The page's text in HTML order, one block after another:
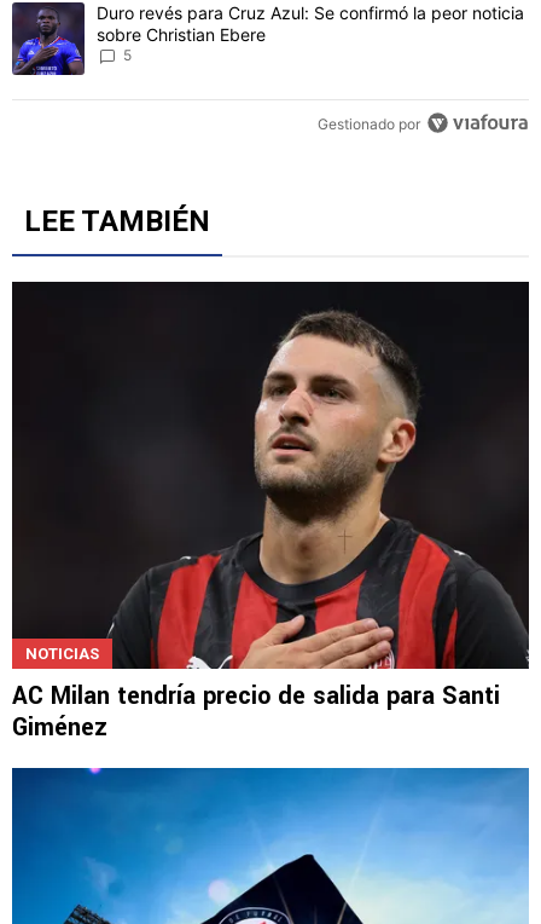
Un artículo de tendencia con el título "Duro revés para Cruz Azul:
Duro revés para Cruz Azul: Se confirmó la peor noticia
sobre Christian Ebere
5
Gestionado por
LEE TAMBIÉN
NOTICIAS
AC Milan tendría precio de salida para Santi
Giménez